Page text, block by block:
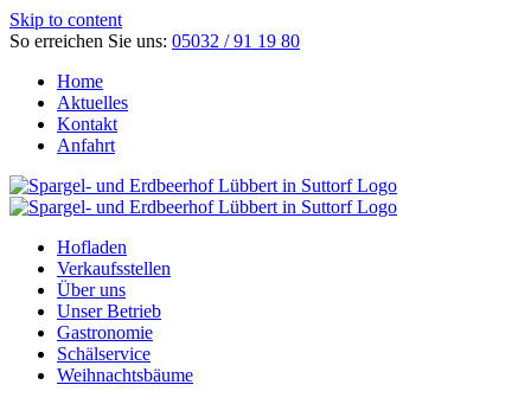
Skip to content
So erreichen Sie uns: 05032 / 91 19 80
Home
Aktuelles
Kontakt
Anfahrt
Hofladen
Verkaufsstellen
Über uns
Unser Betrieb
Gastronomie
Schälservice
Weihnachtsbäume